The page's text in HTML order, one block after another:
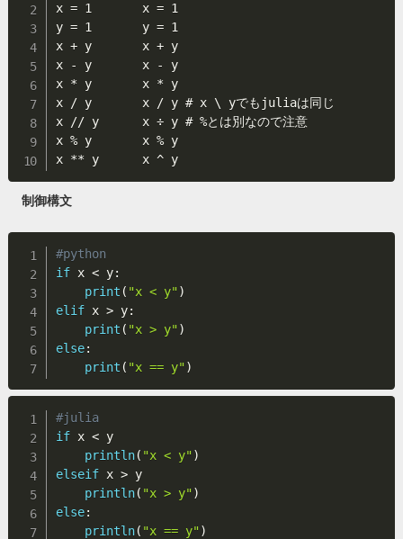
x = 1       x = 1
y = 1       y = 1
x + y       x + y
x - y       x - y
x * y       x * y
x / y       x / y # x \ yでもjuliaは同じ
x // y      x ÷ y # %とは別なので注意
x % y       x % y
制御構文
#python
if x < y:
print ( "x < y")
elif x > y:
print ( "x > y")
else:
print ( "x == y")
#julia
if x < y
println( "x < y")
elseif x > y
println( "x > y")
else:
println( "x == y")